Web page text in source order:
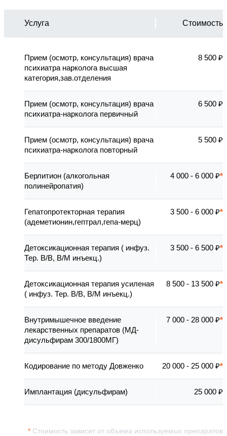
Стоимость зависит от объема используемых препаратов
Услуга Стоимость
Прием (осмотр, консультация) врача
психиатра нарколога высшая
категория,зав.отделения
8 500 ₽
Прием (осмотр, консультация) врача
психиатра-нарколога первичный
6 500 ₽
Прием (осмотр, консультация) врача
психиатра-нарколога повторный
5 500 ₽
Берлитион (алкогольная
полинейропатия)
4 000 - 6 000 ₽
Гепатопротекторная терапия
(адеметионин,гептрал,гепа-мерц)
3 500 - 6 000 ₽
Детоксикационная терапия ( инфуз.
Тер. В/В, В/М инъекц.)
3 500 - 6 500 ₽
Детоксикационная терапия усиленая
( инфуз. Тер. В/В, В/М инъекц.)
8 500 - 13 500 ₽
Внутримышечное введение
лекарственных препаратов (МД-
дисульфирам 300/1800МГ)
7 000 - 28 000 ₽
Кодирование по методу Довженко 20 000 - 25 000 ₽
Имплантация (дисульфирам) 25 000 ₽